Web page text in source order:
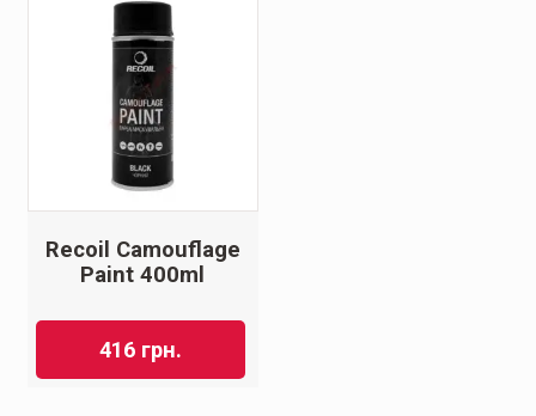
Recoil Camouflage
Paint 400ml
416 грн.